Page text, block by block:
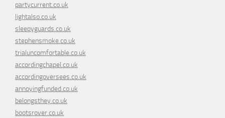
partycurrent.co.uk
lightalso.co.uk
sleepyguards.co.uk
stephensmoke.co.uk
trialuncomfortable.co.uk
accordingchapel.co.uk
accordingoversees.co.uk
annoyingfunded.co.uk
belongsthey.co.uk
bootsrover.co.uk